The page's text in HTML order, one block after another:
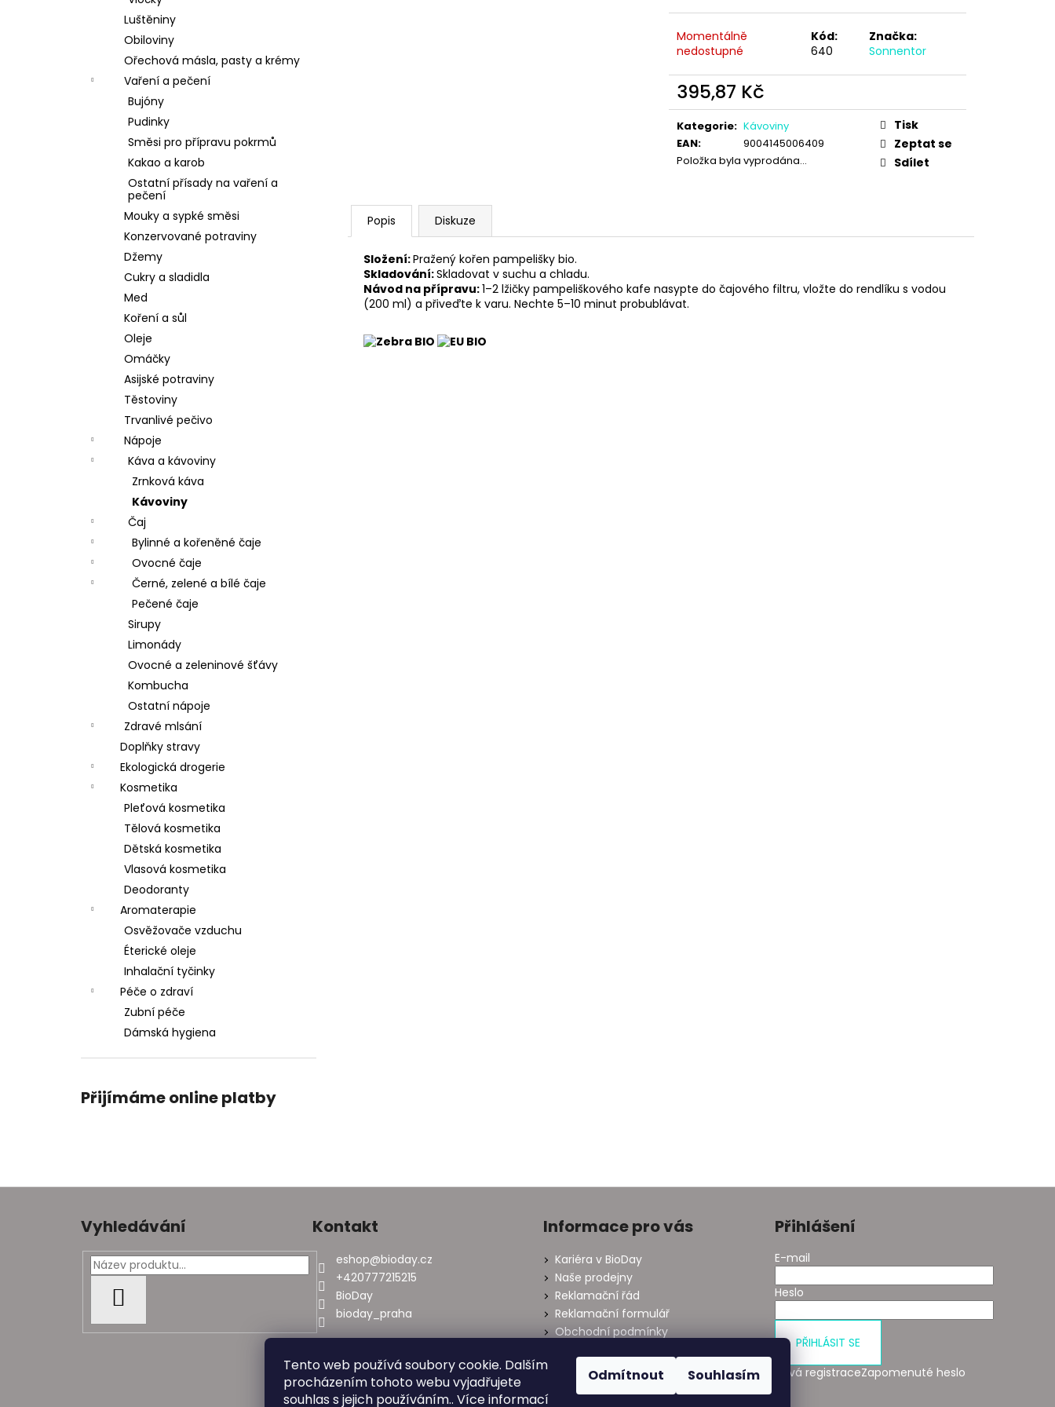
Tento web používá soubory cookie. Dalším
procházením tohoto webu vyjadřujete
souhlas s jejich používáním.. Více informací
Odmítnout Souhlasím
Luštěniny
Obiloviny
Ořechová másla, pasty a krémy
Vaření a pečení
Bujóny
Pudinky
Směsi pro přípravu pokrmů
Kakao a karob
Ostatní přísady na vaření a
pečení
Mouky a sypké směsi
Konzervované potraviny
Džemy
Cukry a sladidla
Med
Koření a sůl
Oleje
Omáčky
Asijské potraviny
Těstoviny
Trvanlivé pečivo
Nápoje
Káva a kávoviny
Zrnková káva
Kávoviny
Čaj
Bylinné a kořeněné čaje
Ovocné čaje
Černé, zelené a bílé čaje
Pečené čaje
Sirupy
Limonády
Ovocné a zeleninové šťávy
Kombucha
Ostatní nápoje
Zdravé mlsání
Doplňky stravy
Ekologická drogerie
Kosmetika
Pleťová kosmetika
Tělová kosmetika
Dětská kosmetika
Vlasová kosmetika
Deodoranty
Aromaterapie
Osvěžovače vzduchu
Éterické oleje
Inhalační tyčinky
Péče o zdraví
Zubní péče
Dámská hygiena
Přijímáme online platby
Momentálně
nedostupné
Kód:
640
Značka:
Sonnentor
395,87 Kč
Měrná
cena:
Kategorie: Kávoviny
EAN:
9004145006409
Položka byla vyprodána…
Tisk
Zeptat se
Sdílet
Popis Diskuze
Složení:Pražený kořen pampelišky bio.
Skladování:Skladovat v suchu a chladu.
Návod na přípravu:1–2 lžičky pampeliškového kafe nasypte do čajového filtru, vložte do rendlíku s vodou
(200 ml) a přiveďte k varu. Nechte 5–10 minut probublávat.
Z
Vyhledávání Kontakt
eshop@bioday.cz
+420777215215
BioDay
bioday_praha
Informace pro vás
Kariéra v BioDay
Naše prodejny
Reklamační řád
Reklamační formulář
Obchodní podmínky
Podmínky ochrany osobních
údajů
Přihlášení
E-mail
Heslo
PŘIHLÁSIT SE
Nová registraceZapomenuté heslo